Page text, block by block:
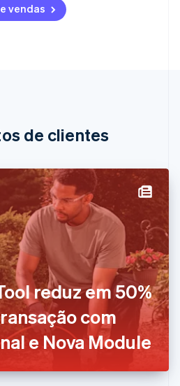
vendas
de clientes
reduz em 50%
com
e Nova Module